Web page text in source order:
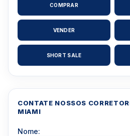
COMPRAR
VENDER
SHORT SALE
CONTATE NOSSOS
MIAMI
Nome: